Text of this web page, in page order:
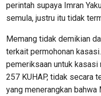
perintah supaya Imran
semula, justru itu tidak
Memang tidak demikian
terkait permohonan
pemeriksaan untuk
257 KUHAP, tidak secara
yang menerangkan bahwa